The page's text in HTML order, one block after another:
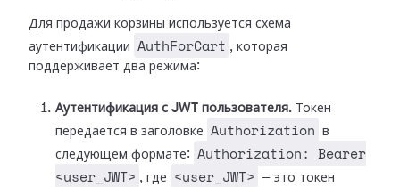
Для продажи корзины используется схема
аутентификации
AuthForCart , которая
поддерживает два режима:
Аутентификация с JWT пользователя. Токен
передается в заголовке
Authorization
в
следующем формате:
Authorization: Bearer
<user_JWT> , где <user_JWT>
— это токен